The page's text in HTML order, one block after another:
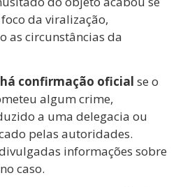
da viralização,
as circunstâncias da
confirmação oficial se o
algum crime,
a uma delegacia ou
pelas autoridades.
informações sobre
caso.